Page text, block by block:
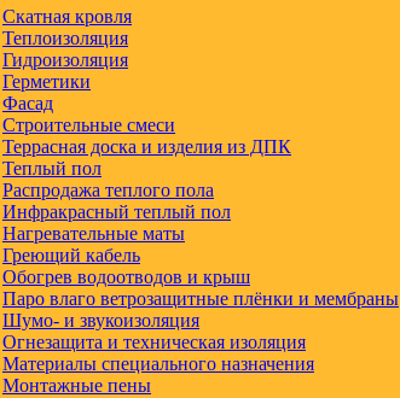
Скатная кровля
Теплоизоляция
Гидроизоляция
Герметики
Фасад
Строительные смеси
Террасная доска и изделия из ДПК
Теплый пол
Распродажа теплого пола
Инфракрасный теплый пол
Нагревательные маты
Греющий кабель
Обогрев водоотводов и крыш
Паро влаго ветрозащитные плёнки и мембраны
Шумо- и звукоизоляция
Огнезащита и техническая изоляция
Материалы специального назначения
Монтажные пены